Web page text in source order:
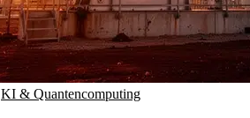
KI & Quantencomputing